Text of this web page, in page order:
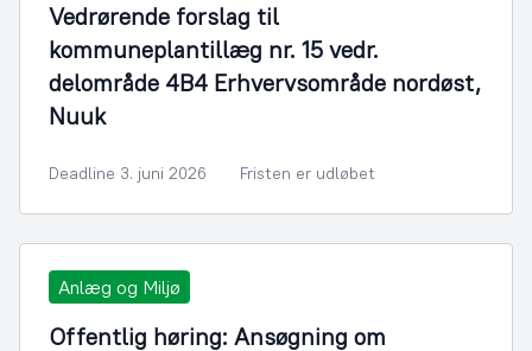
Vedrørende forslag til
kommuneplantillæg nr. 15 vedr.
delområde 4B4 Erhvervsområde nordøst,
Nuuk
Deadline 3. juni 2026 Fristen er udløbet
Anlæg og Miljø
Offentlig høring: Ansøgning om